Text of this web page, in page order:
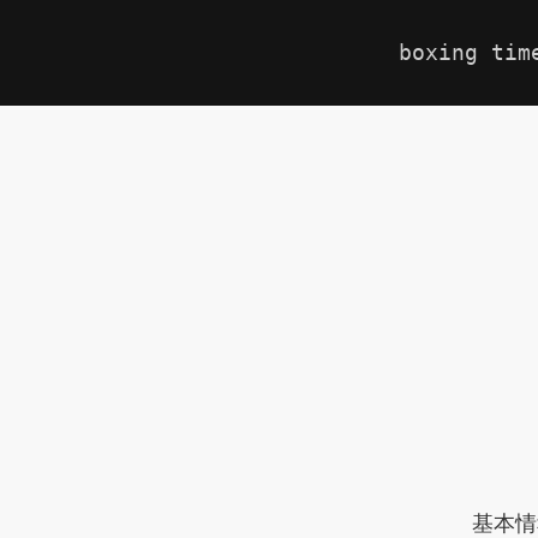
boxing
基本